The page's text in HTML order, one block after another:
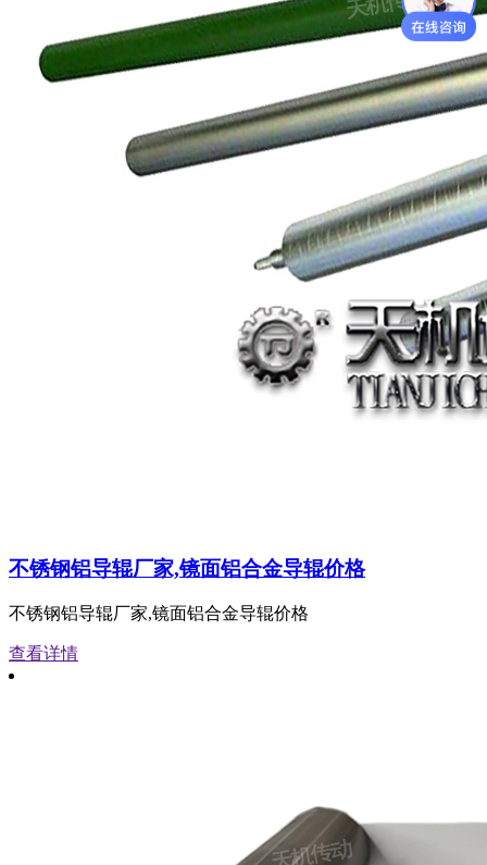
不锈钢铝导辊厂家,镜面铝合金导辊价格
不锈钢铝导辊厂家,镜面铝合金导辊价格
查看详情